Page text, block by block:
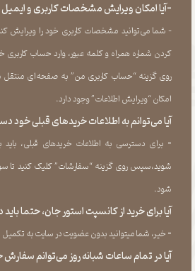
-آیا امکان ویرایش مشخصات کاربری و
- شما می‏‌توانید مشخصات کاربری خود را ویرایش
کردن شماره همراه و کلمه عبور، وارد حساب
روی گزینه “حساب کاربری من” به صفحه‏‌ای
امکان “ویرایش اطلاعات” وجود دارد.​​​​​​​
آیا می‌‏توانم به اطلاعات خریدهای قبلی خود
​​​​​​​- برای دسترسی به اطلاعات خریدهای قبلی، باید
شوید،سپس روی گزینه “سفارشات” کلیک کنید تا
‏شود.​​​​​​​
آیا برای خرید از کانسپت استور جان، حتما
​​​​​​​- خیر، شما میتوانید بدون عضویت در سایت به
آیا در تمام ساعات شبانه روز می‌توانم سفارش